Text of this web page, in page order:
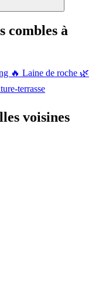
combles à
🔥 Laine de roche 🌿
terrasse
voisines